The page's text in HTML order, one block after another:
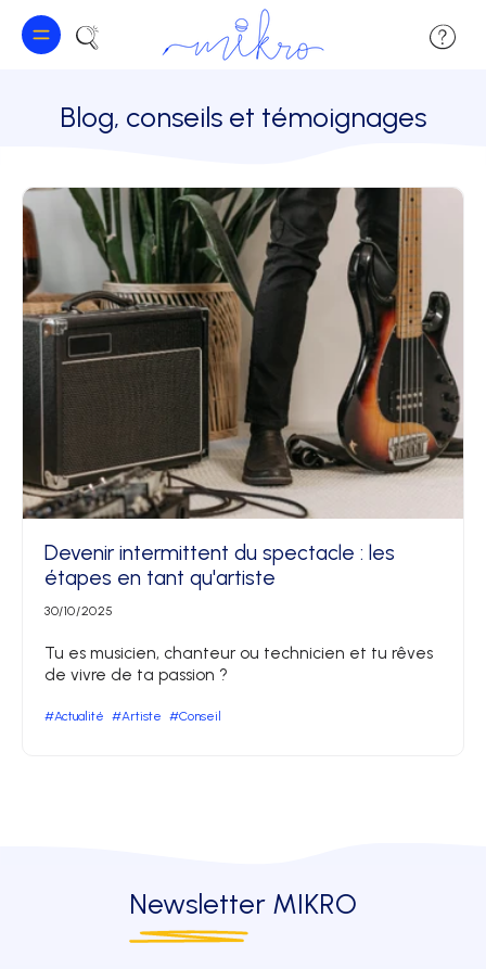
Blog, conseils et témoignages
Devenir intermittent du spectacle : les
étapes en tant qu'artiste
30/10/2025
Tu es musicien, chanteur ou technicien et tu rêves
de vivre de ta passion ?
#Actualité #Artiste #Conseil
Newsletter MIKRO